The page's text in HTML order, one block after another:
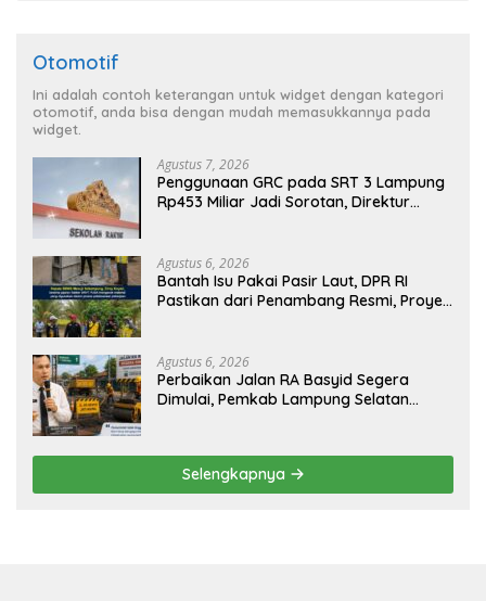
Otomotif
Ini adalah contoh keterangan untuk widget dengan kategori
otomotif, anda bisa dengan mudah memasukkannya pada
widget.
Agustus 7, 2026
Penggunaan GRC pada SRT 3 Lampung
Rp453 Miliar Jadi Sorotan, Direktur
Agustus 6, 2026
Bantah Isu Pakai Pasir Laut, DPR RI
Pastikan dari Penambang Resmi, Proyek
Agustus 6, 2026
Perbaikan Jalan RA Basyid Segera
Dimulai, Pemkab Lampung Selatan
Selengkapnya